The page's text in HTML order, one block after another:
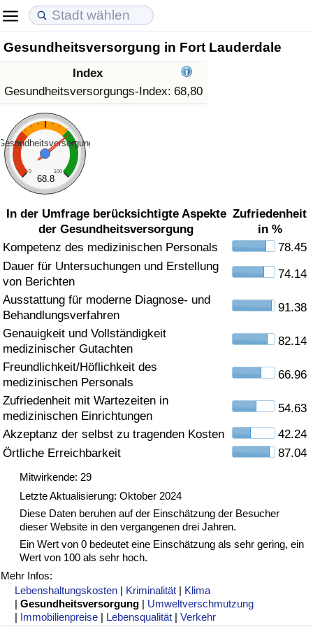
Gesundheitsversorgung in Fort Lauderdale
Index
Gesundheitsversorgungs-Index: 68,80
0 100
68.8
In der Umfrage berücksichtigte Aspekte
der Gesundheitsversorgung
Zufriedenheit
in %
Kompetenz des medizinischen Personals
78.45
Dauer für Untersuchungen und Erstellung
von Berichten
74.14
Ausstattung für moderne Diagnose- und
Behandlungsverfahren
91.38
Genauigkeit und Vollständigkeit
medizinischer Gutachten
82.14
Freundlichkeit/Höflichkeit des
medizinischen Personals
66.96
Zufriedenheit mit Wartezeiten in
medizinischen Einrichtungen
54.63
Akzeptanz der selbst zu tragenden Kosten
42.24
Örtliche Erreichbarkeit
87.04
Mitwirkende: 29
Letzte Aktualisierung: Oktober 2024
Diese Daten beruhen auf der Einschätzung der Besucher
dieser Website in den vergangenen drei Jahren.
Ein Wert von 0 bedeutet eine Einschätzung als sehr gering, ein
Wert von 100 als sehr hoch.
Mehr Infos:
Lebenshaltungskosten | Kriminalität | Klima
|Gesundheitsversorgung | Umweltverschmutzung
| Immobilienpreise | Lebensqualität |Verkehr
Lebenshaltungskosten
Lebenshaltungskosten-Index (aktuell)
Lebenshaltungskosten-Index
Lebenshaltungskosten-Index nach Land
in Akaba
Immobilienpreise
Immobilienpreis-Index (aktuell)
Immobilienpreis-Index
Immobilienpreis-Index nach Land
Lebensqualität
Lebensqualität-Index
Lebensqualität-Index (aktuell)
Lebensqualitätsindex nach Land
Kriminalität
Kriminalitäts-Index (aktuell)
Kriminalitäts-Index
Kriminalitätsindex nach Land
Gesundheitsversorgung
Gesundheitsversorgungs-Index (aktuell)
Gesundheitsversorgungs-Index
Gesundheitsversorgungs-Index nach Land
Umweltverschmutzung
Umweltverschmutzungs-Index (aktuell)
Verschmutzungsindex
Umweltverschmutzungs-Index nach Land
Verkehr